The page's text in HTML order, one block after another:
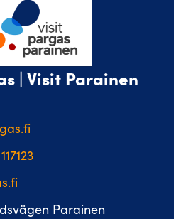
| Visit Parainen
Parainen